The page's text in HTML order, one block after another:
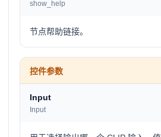
show_help
节点帮助链接。
控件参数
Input
Input